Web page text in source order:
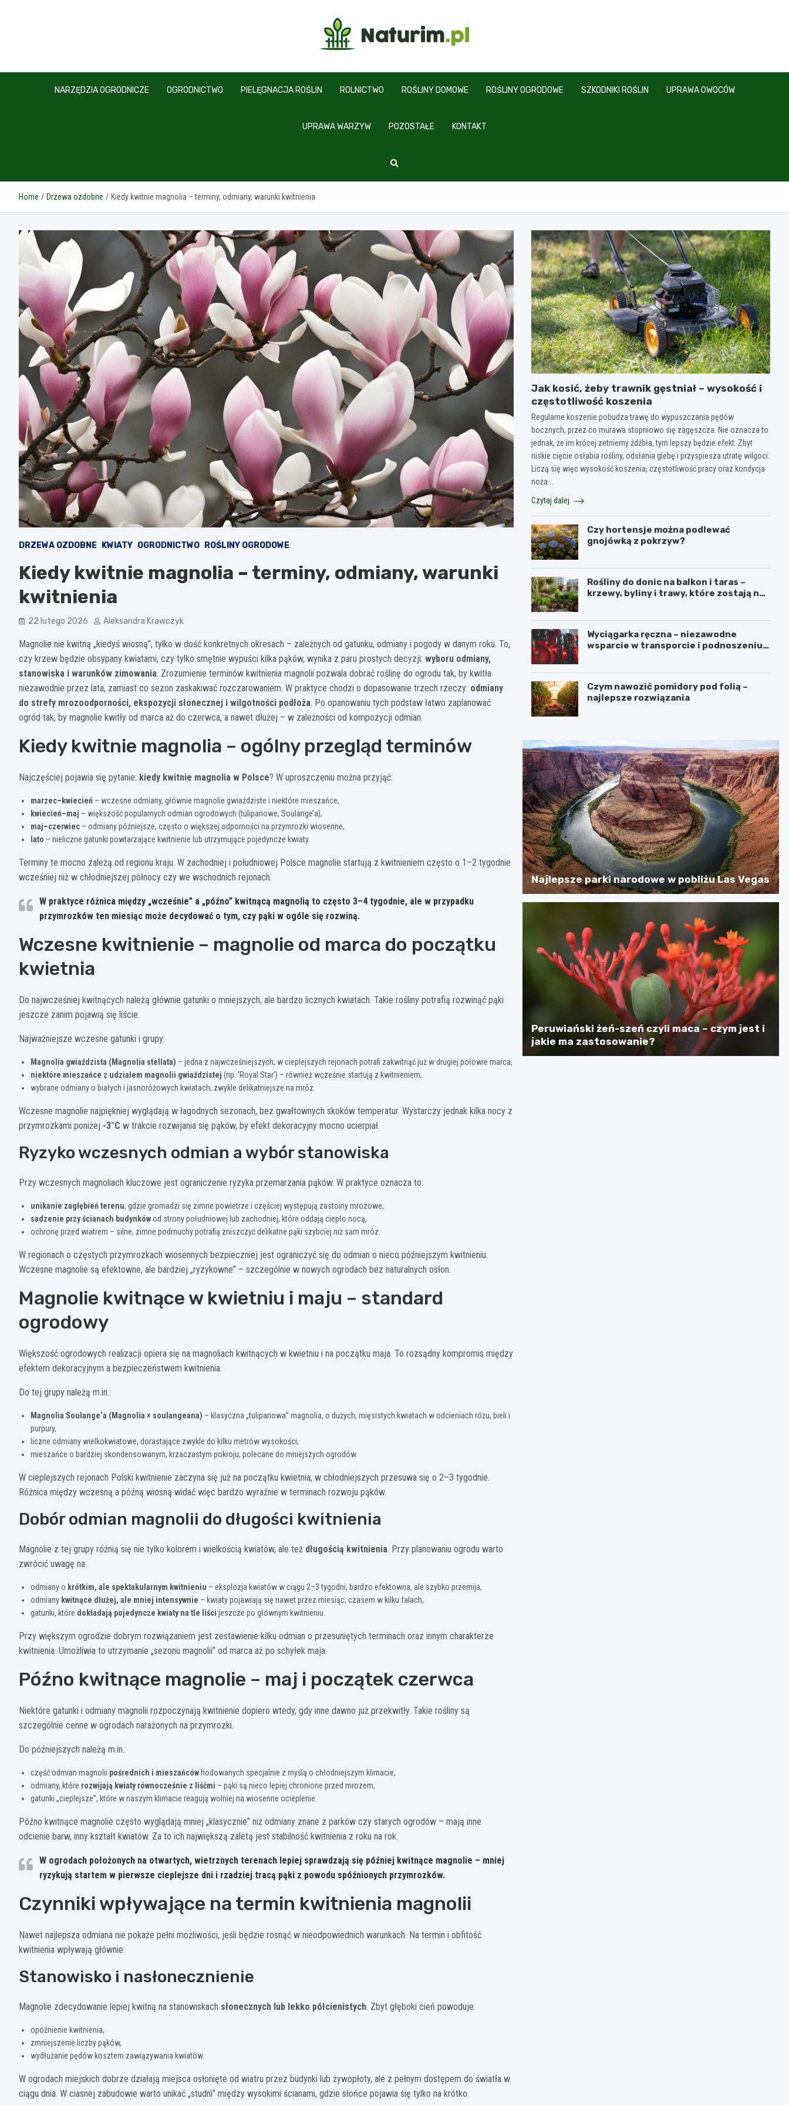
www.naturim.pl
NARZĘDZIA OGRODNICZE OGRODNICTWO PIELĘGNACJA ROŚLIN ROLNICTWO ROŚLINY DOMOWE ROŚLINY OGRODOWE SZKODNIKI ROŚLIN UPRAWA OWOCÓW
UPRAWA WARZYW POZOSTAŁE KONTAKT
Home Drzewa ozdobne Kiedy kwitnie magnolia – terminy, odmiany, warunki kwitnienia
DRZEWA OZDOBNE KWIATY OGRODNICTWO ROŚLINY OGRODOWE
Kiedy kwitnie magnolia – terminy, odmiany, warunki
kwitnienia
22 lutego 2026 Aleksandra Krawczyk
Magnolie nie kwitną „kiedyś wiosną”, tylko w dość konkretnych okresach – zależnych od gatunku, odmiany i pogody w danym roku. To,
czy krzew będzie obsypany kwiatami, czy tylko smętnie wypuści kilka pąków, wynika z paru prostych decyzji: wyboru odmiany,
stanowiska i warunków zimowania. Zrozumienie terminów kwitnienia magnolii pozwala dobrać roślinę do ogrodu tak, by kwitła
niezawodnie przez lata, zamiast co sezon zaskakiwać rozczarowaniem. W praktyce chodzi o dopasowanie trzech rzeczy: odmiany
do strefy mrozoodporności, ekspozycji słonecznej i wilgotności podłoża. Po opanowaniu tych podstaw łatwo zaplanować
ogród tak, by magnolie kwitły od marca aż do czerwca, a nawet dłużej – w zależności od kompozycji odmian.
Kiedy kwitnie magnolia – ogólny przegląd terminów
Najczęściej pojawia się pytanie: kiedy kwitnie magnolia w Polsce? W uproszczeniu można przyjąć:
marzec–kwiecień – wczesne odmiany, głównie magnolie gwiaździste i niektóre mieszańce,
kwiecień–maj – większość popularnych odmian ogrodowych (tulipanowe, Soulange’a),
maj–czerwiec – odmiany późniejsze, często o większej odporności na przymrozki wiosenne,
lato – nieliczne gatunki powtarzające kwitnienie lub utrzymujące pojedyncze kwiaty.
Terminy te mocno zależą od regionu kraju. W zachodniej i południowej Polsce magnolie startują z kwitnieniem często o 1–2 tygodnie
wcześniej niż w chłodniejszej północy czy we wschodnich rejonach.
W praktyce różnica między „wcześnie” a „późno” kwitnącą magnolią to często 3–4 tygodnie, ale w przypadku
przymrozków ten miesiąc może decydować o tym, czy pąki w ogóle się rozwiną.
Wczesne kwitnienie – magnolie od marca do początku
kwietnia
Do najwcześniej kwitnących należą głównie gatunki o mniejszych, ale bardzo licznych kwiatach. Takie rośliny potrafią rozwinąć pąki
jeszcze zanim pojawią się liście.
Najważniejsze wczesne gatunki i grupy:
Magnolia gwiaździsta (Magnolia stellata) – jedna z najwcześniejszych, w cieplejszych rejonach potrafi zakwitnąć już w drugiej połowie marca,
niektóre mieszańce z udziałem magnolii gwiaździstej (np. ‘Royal Star’) – również wcześnie startują z kwitnieniem,
wybrane odmiany o białych i jasnoróżowych kwiatach, zwykle delikatniejsze na mróz.
Wczesne magnolie najpiękniej wyglądają w łagodnych sezonach, bez gwałtownych skoków temperatur. Wystarczy jednak kilka nocy z
przymrozkami poniżej -3°C w trakcie rozwijania się pąków, by efekt dekoracyjny mocno ucierpiał.
Ryzyko wczesnych odmian a wybór stanowiska
Przy wczesnych magnoliach kluczowe jest ograniczenie ryzyka przemarzania pąków. W praktyce oznacza to:
unikanie zagłębień terenu, gdzie gromadzi się zimne powietrze i częściej występują zastoiny mrozowe,
sadzenie przy ścianach budynkówod strony południowej lub zachodniej, które oddają ciepło nocą,
ochronę przed wiatrem – silne, zimne podmuchy potrafią zniszczyć delikatne pąki szybciej niż sam mróz.
W regionach o częstych przymrozkach wiosennych bezpieczniej jest ograniczyć się do odmian o nieco późniejszym kwitnieniu.
Wczesne magnolie są efektowne, ale bardziej „ryzykowne” – szczególnie w nowych ogrodach bez naturalnych osłon.
Magnolie kwitnące w kwietniu i maju – standard
ogrodowy
Większość ogrodowych realizacji opiera się na magnoliach kwitnących w kwietniu i na początku maja. To rozsądny kompromis między
efektem dekoracyjnym a bezpieczeństwem kwitnienia.
Do tej grupy należą m.in.:
Magnolia Soulange’a (Magnolia × soulangeana) – klasyczna „tulipanowa” magnolia, o dużych, mięsistych kwiatach w odcieniach różu, bieli i
purpury,
liczne odmiany wielkokwiatowe, dorastające zwykle do kilku metrów wysokości,
mieszańce o bardziej skondensowanym, krzaczastym pokroju, polecane do mniejszych ogrodów.
W cieplejszych rejonach Polski kwitnienie zaczyna się już na początku kwietnia, w chłodniejszych przesuwa się o 2–3 tygodnie.
Różnica między wczesną a późną wiosną widać więc bardzo wyraźnie w terminach rozwoju pąków.
Dobór odmian magnolii do długości kwitnienia
Magnolie z tej grupy różnią się nie tylko kolorem i wielkością kwiatów, ale też długością kwitnienia. Przy planowaniu ogrodu warto
zwrócić uwagę na:
odmiany o krótkim, ale spektakularnym kwitnieniu – eksplozja kwiatów w ciągu 2–3 tygodni, bardzo efektowna, ale szybko przemija,
odmiany kwitnące dłużej, ale mniej intensywnie – kwiaty pojawiają się nawet przez miesiąc, czasem w kilku falach,
gatunki, które dokładają pojedyncze kwiaty na tle liści jeszcze po głównym kwitnieniu.
Przy większym ogrodzie dobrym rozwiązaniem jest zestawienie kilku odmian o przesuniętych terminach oraz innym charakterze
kwitnienia. Umożliwia to utrzymanie „sezonu magnolii” od marca aż po schyłek maja.
Późno kwitnące magnolie – maj i początek czerwca
Niektóre gatunki i odmiany magnolii rozpoczynają kwitnienie dopiero wtedy, gdy inne dawno już przekwitły. Takie rośliny są
szczególnie cenne w ogrodach narażonych na przymrozki.
Do późniejszych należą m.in.:
część odmian magnolii pośrednich i mieszańców hodowanych specjalnie z myślą o chłodniejszym klimacie,
odmiany, które rozwijają kwiaty równocześnie z liśćmi – pąki są nieco lepiej chronione przed mrozem,
gatunki „cieplejsze”, które w naszym klimacie reagują wolniej na wiosenne ocieplenie.
Późno kwitnące magnolie często wyglądają mniej „klasycznie” niż odmiany znane z parków czy starych ogrodów – mają inne
odcienie barw, inny kształt kwiatów. Za to ich największą zaletą jest stabilność kwitnienia z roku na rok.
W ogrodach położonych na otwartych, wietrznych terenach lepiej sprawdzają się później kwitnące magnolie – mniej
ryzykują startem w pierwsze cieplejsze dni i rzadziej tracą pąki z powodu spóźnionych przymrozków.
Czynniki wpływające na termin kwitnienia magnolii
Nawet najlepsza odmiana nie pokaże pełni możliwości, jeśli będzie rosnąć w nieodpowiednich warunkach. Na termin i obfitość
kwitnienia wpływają głównie:
Stanowisko i nasłonecznienie
Magnolie zdecydowanie lepiej kwitną na stanowiskach słonecznych lub lekko półcienistych. Zbyt głęboki cień powoduje:
opóźnienie kwitnienia,
zmniejszenie liczby pąków,
wydłużanie pędów kosztem zawiązywania kwiatów.
W ogrodach miejskich dobrze działają miejsca osłonięte od wiatru przez budynki lub żywopłoty, ale z pełnym dostępem do światła w
ciągu dnia. W ciasnej zabudowie warto unikać „studni” między wysokimi ścianami, gdzie słońce pojawia się tylko na krótko.
Jak kosić, żeby trawnik gęstniał – wysokość i
częstotliwość koszenia
Regularne koszenie pobudza trawę do wypuszczania pędów
bocznych, przez co murawa stopniowo się zagęszcza. Nie oznacza to
jednak, że im krócej zetniemy źdźbła, tym lepszy będzie efekt. Zbyt
niskie cięcie osłabia rośliny, odsłania glebę i przyspiesza utratę wilgoci.
Liczą się więc wysokość koszenia, częstotliwość pracy oraz kondycja
noża.…
Czytaj dalej
Czy hortensje można podlewać
gnojówką z pokrzyw?
Rośliny do donic na balkon i taras –
krzewy, byliny i trawy, które zostają na
Wyciągarka ręczna – niezawodne
wsparcie w transporcie i podnoszeniu
Czym nawozić pomidory pod folią –
najlepsze rozwiązania
Najlepsze parki narodowe w pobliżu Las Vegas
Peruwiański żeń-szeń czyli maca – czym jest i
jakie ma zastosowanie?